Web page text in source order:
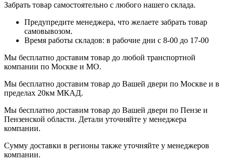
Забрать товар самостоятельно с любого нашего склада.
Предупредите менеджера, что желаете забрать товар
самовывозом.
Время работы складов: в рабочие дни с 8-00 до 17-00
Мы бесплатно доставим товар до любой транспортной
компании по Москве и МО.
Мы бесплатно доставим товар до Вашей двери по Москве и в
пределах 20км МКАД.
Мы бесплатно доставим товар до Вашей двери по Пензе и
Пензенской области. Детали уточняйте у менеджера
компании.
Сумму доставки в регионы также уточняйте у менеджеров
компании.